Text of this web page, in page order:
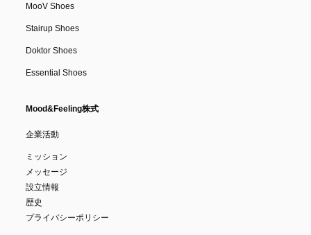
MooV Shoes
Stairup Shoes
Doktor Shoes
Essential Shoes
Mood&Feeling株式
企業活動
ミッション
メッセージ
設立情報
歴史
プライバシーポリシー